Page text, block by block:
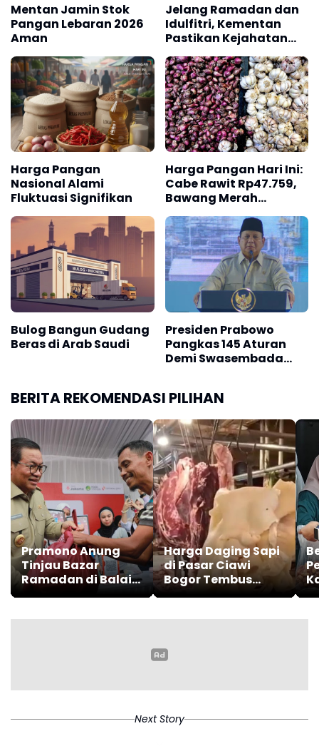
Mentan Jamin Stok
Pangan Lebaran 2026
Aman
Jelang Ramadan dan
Idulfitri, Kementan
Pastikan Kejahatan
Pangan Ditindak
Tegas
Harga Pangan
Nasional Alami
Fluktuasi Signifikan
Harga Pangan Hari Ini:
Cabe Rawit Rp47.759,
Bawang Merah
Rp39.719/kg
Bulog Bangun Gudang
Beras di Arab Saudi
Presiden Prabowo
Pangkas 145 Aturan
Demi Swasembada
BERITA REKOMENDASI PILIHAN
Pramono Anung
Tinjau Bazar
Ramadan di Balai
Kota, Sembako
Rp100 Ribu
Harga Daging Sapi
di Pasar Ciawi
Bogor Tembus
Rp150 Ribu per
Next Story